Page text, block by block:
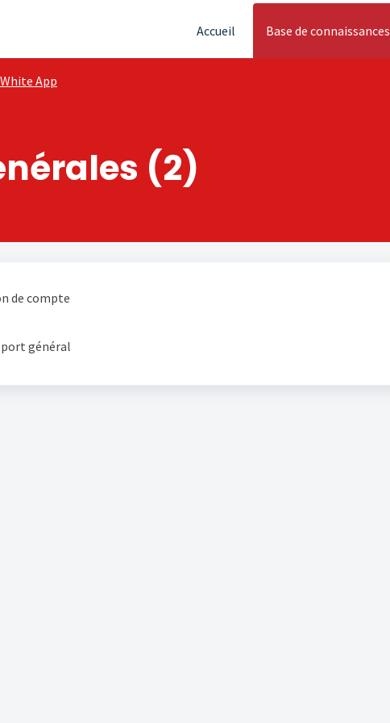
Accueil Base de connaissances
White App
(2)
de compte
général